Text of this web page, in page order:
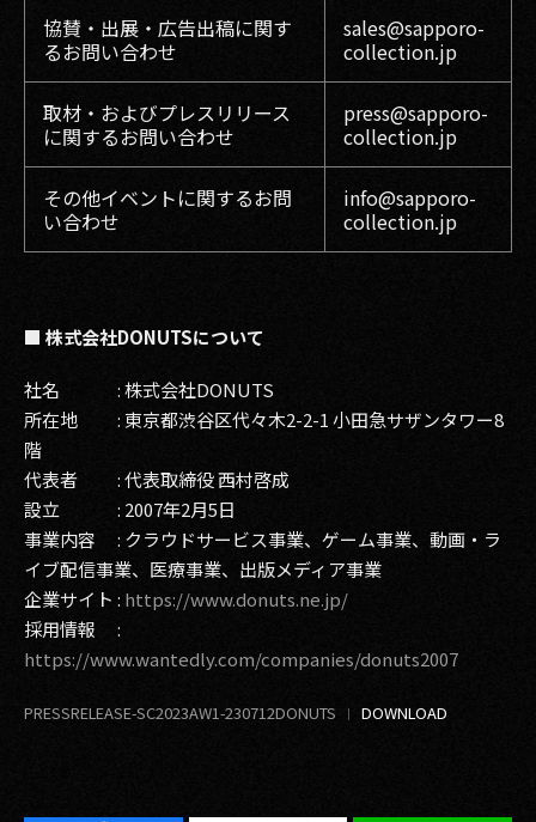
協賛・出展・広告出稿に関す
るお問い合わせ
sales@sapporo-
collection.jp
取材・およびプレスリリース
に関するお問い合わせ
press@sapporo-
collection.jp
その他イベントに関するお問
い合わせ
info@sapporo-
collection.jp
■ 株式会社DONUTSについて
社名 : 株式会社DONUTS
所在地 : 東京都渋谷区代々木2-2-1 小田急サザンタワー8
階
代表者 : 代表取締役 西村啓成
設立 : 2007年2月5日
事業内容 : クラウドサービス事業、ゲーム事業、動画・ラ
イブ配信事業、医療事業、出版メディア事業
企業サイト : https://www.donuts.ne.jp/
採用情報 :
https://www.wantedly.com/companies/donuts2007
PRESSRELEASE-SC2023AW1-230712DONUTS